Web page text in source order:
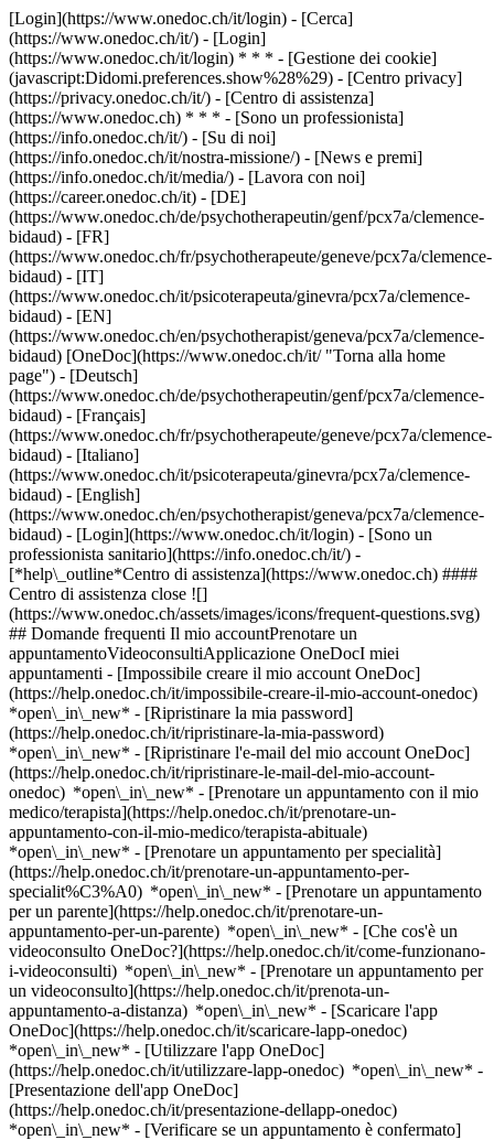
[Login](https://www.onedoc.ch/it/login) - [Cerca]
(https://www.onedoc.ch/it/) - [Login]
(https://www.onedoc.ch/it/login) * * * - [Gestione dei cookie]
(javascript:Didomi.preferences.show%28%29) - [Centro privacy]
(https://privacy.onedoc.ch/it/) - [Centro di assistenza]
(https://www.onedoc.ch) * * * - [Sono un professionista]
(https://info.onedoc.ch/it/) - [Su di noi]
(https://info.onedoc.ch/it/nostra-missione/) - [News e premi]
(https://info.onedoc.ch/it/media/) - [Lavora con noi]
(https://career.onedoc.ch/it) - [DE]
(https://www.onedoc.ch/de/psychotherapeutin/genf/pcx7a/clemence-
bidaud) - [FR]
(https://www.onedoc.ch/fr/psychotherapeute/geneve/pcx7a/clemence-
bidaud) - [IT]
(https://www.onedoc.ch/it/psicoterapeuta/ginevra/pcx7a/clemence-
bidaud) - [EN]
(https://www.onedoc.ch/en/psychotherapist/geneva/pcx7a/clemence-
bidaud) [OneDoc](https://www.onedoc.ch/it/ "Torna alla home
page") - [Deutsch]
(https://www.onedoc.ch/de/psychotherapeutin/genf/pcx7a/clemence-
bidaud) - [Français]
(https://www.onedoc.ch/fr/psychotherapeute/geneve/pcx7a/clemence-
bidaud) - [Italiano]
(https://www.onedoc.ch/it/psicoterapeuta/ginevra/pcx7a/clemence-
bidaud) - [English]
(https://www.onedoc.ch/en/psychotherapist/geneva/pcx7a/clemence-
bidaud) - [Login](https://www.onedoc.ch/it/login) - [Sono un
professionista sanitario](https://info.onedoc.ch/it/) -
[*help\_outline*Centro di assistenza](https://www.onedoc.ch) ####
Centro di assistenza close ![]
(https://www.onedoc.ch/assets/images/icons/frequent-questions.svg)
## Domande frequenti Il mio accountPrenotare un
appuntamentoVideoconsultiApplicazione OneDocI miei
appuntamenti - [Impossibile creare il mio account OneDoc]
(https://help.onedoc.ch/it/impossibile-creare-il-mio-account-onedoc)
*open\_in\_new* - [Ripristinare la mia password]
(https://help.onedoc.ch/it/ripristinare-la-mia-password)
*open\_in\_new* - [Ripristinare l'e-mail del mio account OneDoc]
(https://help.onedoc.ch/it/ripristinare-le-mail-del-mio-account-
onedoc) *open\_in\_new* - [Prenotare un appuntamento con il mio
medico/terapista](https://help.onedoc.ch/it/prenotare-un-
appuntamento-con-il-mio-medico/terapista-abituale)
*open\_in\_new* - [Prenotare un appuntamento per specialità]
(https://help.onedoc.ch/it/prenotare-un-appuntamento-per-
specialit%C3%A0) *open\_in\_new* - [Prenotare un appuntamento
per un parente](https://help.onedoc.ch/it/prenotare-un-
appuntamento-per-un-parente) *open\_in\_new* - [Che cos'è un
videoconsulto OneDoc?](https://help.onedoc.ch/it/come-funzionano-
i-videoconsulti) *open\_in\_new* - [Prenotare un appuntamento per
un videoconsulto](https://help.onedoc.ch/it/prenota-un-
appuntamento-a-distanza) *open\_in\_new* - [Scaricare l'app
OneDoc](https://help.onedoc.ch/it/scaricare-lapp-onedoc)
*open\_in\_new* - [Utilizzare l'app OneDoc]
(https://help.onedoc.ch/it/utilizzare-lapp-onedoc) *open\_in\_new* -
[Presentazione dell'app OneDoc]
(https://help.onedoc.ch/it/presentazione-dellapp-onedoc)
*open\_in\_new* - [Verificare se un appuntamento è confermato](https://help.onedoc.ch/it/verificare-se-un-appuntamento-%C3%A8-confermato) *open\_in\_new* - [Annullare un appuntamento prenotato online su OneDoc](https://help.onedoc.ch/it/annullare-un-appuntamento-prenotato-online-su-onedoc) *open\_in\_new* - [Non ho ricevuto la conferma dell'appuntamento](https://help.onedoc.ch/it/non-ho-ricevuto-la-conferma-dellappuntamento) *open\_in\_new* [Vedi tutti i nostri articoli *open\_in\_new*](https://help.onedoc.ch/it/) ![Sig.ra Bidaud, psicoterapeuta a Ginevra](https://assets.onedoc.ch/images/users/b399dda9fae55797716100bca23613849363b9446a7f1560ba1fcc52905a350d-small.png "Sig.ra Bidaud, psicoterapeuta a Ginevra") *photo\_camera*+ 5 foto # Sig.ra Clemence Bidaud ## Psicoterapeuta Riassunto Mappa Presentazione ![Icona paziente con segno meno che indica che il professionista non accetta nuovi pazienti](https://www.onedoc.ch/assets/images/icons/no-new-patients.svg) ### Pazienti accettati Sig.ra Clemence Bidaud non accetta nuovi pazienti ![Icona valigetta che annuncia le specialità del professionista](https://www.onedoc.ch/assets/images/icons/specialties.svg) ### Specialità Psicologia Psicoterapia ![Icona microscopio che annuncia le aree di competenza in cui il professionista è specializzato](https://www.onedoc.ch/assets/images/icons/expertises.svg) ### Competenze Supporto psicologico per disturbi della personalità Supporto psicologico per disturbi dell'umore Burnout Psicoanalisi | Psicoanalitica [*arrow\_drop\_down*Vedi di più](https://www.onedoc.ch) ![Segnaposto che annuncia la mappa e le informazioni di accesso dello studio](https://www.onedoc.ch/assets/images/icons/map.svg) ### Mappa e informazioni pratiche #### Artpsy Rue de la Coulouvrenière 29 1204 Ginevra #### Orari di apertura Attualmente chiuso - Apre giovedì alle 09:00 *expand\_more* Lunedì: 09:00 - 18:00 Martedì: 09:00 - 18:00 Mercoledì: 09:00 - 18:00 Giovedì: 09:00 - 18:00 Venerdì: 09:00 - 18:00 Sabato: Chiuso Domenica: Chiuso ![Icona documento che annuncia la presentazione dello studio](https://www.onedoc.ch/assets/images/icons/presentation.svg) ### Presentazione Clemence Bidaud, __psicoterapeuta a Ginevra__, vi accoglie in Rue de la Coulouvrenière 29. Clemence Bidaud pratica la __psicoterapia a Ginevra__. Seleziona una disponibilità e __prenota un appuntamento online__ in pochi clic con Clemence Bidaud. [![Sig.ra Bidaud, psicoterapeuta a Ginevra](https://assets.onedoc.ch/images/users/b399dda9fae55797716100bca23613849363b9446a7f1560ba1fcc52905a350d-small.png "Sig.ra Bidaud, psicoterapeuta a Ginevra")](https://assets.onedoc.ch/images/users/b399dda9fae55797716100bca23613849363b9446a7f1560ba1fcc52905a350d.png)[![Artpsy, studio a Ginevra](https://assets.onedoc.ch/images/entities/e0ce5b519451dc7c6493ceecb1f277a7043b6feec4062ca8a09ade17035ff2a5-small.jpg "Artpsy, studio a Ginevra")](https://assets.onedoc.ch/images/entities/e0ce5b519451dc7c6493ceecb1f277a7043b6feec4062ca8a09ade17035ff2a5.jpg)[![Artpsy, studio a Ginevra](https://assets.onedoc.ch/images/entities/1c53680f2680b580b966400e1a87f6aa125b75802b5f630a3707be8fa94d581d-small.jpg "Artpsy, studio a Ginevra")](https://assets.onedoc.ch/images/entities/1c53680f2680b580b966400e1a87f6aa125b75802b5f630a3707be8fa94d581d.jpg)[![Artpsy, studio a Ginevra](https://assets.onedoc.ch/images/entities/e614a3212b5a4991c9a0c4303f3ad20749f7f5766913b4f566ea1671ea0b37e6-small.jpg "Artpsy, studio a Ginevra")](https://assets.onedoc.ch/images/entities/e614a3212b5a4991c9a0c4303f3ad20749f7f5766913b4f566ea1671ea0b37e6.jpg)[![Artpsy, studio a Ginevra](https://assets.onedoc.ch/images/entities/2dd74f501ca238c61edd0676c21a687ce8ec8d4bd66a009957c9e7fed6e8a0c0-small.jpg "Artpsy, studio a Ginevra")](https://assets.onedoc.ch/images/entities/2dd74f501ca238c61edd0676c21a687ce8ec8d4bd66a009957c9e7fed6e8a0c0.jpg)[![Artpsy, studio a Ginevra](https://assets.onedoc.ch/images/entities/820b45fe2cbd4bec38acce36e64e2488728a4fa2e0ad5d342122b532ee234473-small.jpg "Artpsy, studio a Ginevra")](https://assets.onedoc.ch/images/entities/820b45fe2cbd4bec38acce36e64e2488728a4fa2e0ad5d342122b532ee234473.jpg) * * * #### Lingue parlate francese #### Sito web [Visita il sito web *open\_in\_new*](https://artpsy.ch/#kpg_427809) ![Icona nuvoletta che annuncia la sezione FAQ](https://www.onedoc.ch/assets/images/icons/faq.svg) ### FAQ *expand\_more* *keyboard\_arrow\_right* ## Qual è l'indirizzo di Sig.ra Clemence Bidaud? Sig.ra Clemence Bidaud riceve i pazienti in Rue de la Coulouvrenière 29, 1204 Ginevra. * * * *keyboard\_arrow\_right* ## Quali sono le lingue parlate da Sig.ra Clemence Bidaud? Sig.ra Clemence Bidaud propone delle consultazioni in francese. * * * *keyboard\_arrow\_right* ## Quali sono gli orari di consultazione di Sig.ra Clemence Bidaud? Gli orari di consultazione di Sig.ra Clemence Bidaud sono: - #### Artpsy: Rue de la Coulouvrenière 29, 1204 Ginevra - Il lunedì dalle 09:00 alle 18:00 - Il martedì dalle 09:00 alle 18:00 - Il mercoledì dalle 09:00 alle 18:00 - Il giovedì dalle 09:00 alle 18:00 - Il venerdì dalle 09:00 alle 18:00 - Il sabato chiuso - La domenica chiuso * * * *keyboard\_arrow\_right* ## Qual è il sito web di Sig.ra Clemence Bidaud? Puoi visitare il sito web di Sig.ra Clemence Bidaud all'indirizzo: [https://artpsy.ch/#kpg\_427809 *open\_in\_new*](https://artpsy.ch/#kpg_427809) . * * * *keyboard\_arrow\_right* ## Qual è il numero di telefono di Sig.ra Clemence Bidaud? Il numero di telefono di Sig.ra Clemence Bidaud è [078 870 57 81](tel:+41788705781). * * * *keyboard\_arrow\_right* ## Sig.ra Clemence Bidaud accetta nuovi pazienti? No, Sig.ra Clemence Bidaud non accetta nuovi pazienti. Ti invitiamo a controllare ulteriormente, poiché la disponibilità potrebbe cambiare. * * * *keyboard\_arrow\_right* ## Quali sono le specialità di Sig.ra Clemence Bidaud? Sig.ra Clemence Bidaud pratica [psicologia](https://www.onedoc.ch/it/psicologo/ginevra) e [psicoterapia](https://www.onedoc.ch/it/psicoterapeuta/ginevra) a Ginevra. * * * *keyboard\_arrow\_right* ## Quali sono le aree di competenza di Sig.ra Clemence Bidaud? Le aree di competenza di Sig.ra Clemence Bidaud a Ginevra sono: [Supporto psicologico per disturbi della personalità](https://www.onedoc.ch/it/supporto-psicologico-per-disturbi-della-personalita/ginevra), [Supporto psicologico per disturbi dell'umore](https://www.onedoc.ch/it/supporto-psicologico-per-disturbi-dell-umore/ginevra), [Burnout](https://www.onedoc.ch/it/burnout/ginevra) e [Psicoanalisi | Psicoanalitica](https://www.onedoc.ch/it/psicoanalisi-psicoanalitica/ginevra). 1. [OneDoc](https://www.onedoc.ch/it/)/ 2. [Psicoterapeuta](https://www.onedoc.ch/it/psicoterapeuta)/ 3. [Cantone Ginevra](https://www.onedoc.ch/it/psicoterapeuta/cantone-ginevra)/ 4. [Ginevra](https://www.onedoc.ch/it/psicoterapeuta/ginevra)/ 5. Sig.ra Clemence Bidaud ### Prenota il tuo appuntamento con Sig.ra Clemence Bidaud Compila il modulo seguente #### Nessuna disponibilità online al momento. Per prenotare un appuntamento con Sig.ra Clemence Bidaud, si prega di chiamare il numero: [078 870 57 81](tel:+41788705781) ### Scarica l'app OneDoc Prenota un appuntamento online con un medico, dentista o terapeuta vicino a te in Svizzera. L'app OneDoc ti consente di gestire tutti i tuoi appuntamenti medici dal tuo cellulare, ovunque e in qualsiasi momento. ![Codice QR che rimanda all’App Store o a Google Play per scaricare l’app OneDoc Pazienti](https://www.onedoc.ch/assets/images/download-app-qr.jpeg) Scansiona il codice QR per scaricare l'app [![Scarica la nostra applicazione su App Store!](https://www.onedoc.ch/assets/images/app-store-badge-it.svg)](https://apps.apple.com/ch/app/onedoc/id1592376413?l=fr)[![Scarica la nostra app su Google Play Store!](https://www.onedoc.ch/assets/images/google-play-badge-it.png)](https://play.google.com/store/apps/details?id=ch.onedoc.patient&hl=fr-CH) *keyboard\_arrow\_right* ## Specialità correlate [Psicologo a Ginevra](https://www.onedoc.ch/it/psicologo/ginevra)[Psicologo a Nyon](https://www.onedoc.ch/it/psicologo/nyon)[Psicologo a Morges](https://www.onedoc.ch/it/psicologo/morges)[Psicologo a Onex](https://www.onedoc.ch/it/psicologo/onex)[Psicologo a Meyrin](https://www.onedoc.ch/it/psicologo/meyrin)[Psicologo a Rolle](https://www.onedoc.ch/it/psicologo/rolle)[Psicologo a Etoy](https://www.onedoc.ch/it/psicologo/etoy)[Psicologo a Eysins](https://www.onedoc.ch/it/psicologo/eysins)[Psicologo a Saint-Prex](https://www.onedoc.ch/it/psicologo/saint-prex)[Psicologo a Carouge](https://www.onedoc.ch/it/psicologo/carouge)[Psicologo a Gland](https://www.onedoc.ch/it/psicologo/gland)[Psicologo a Tolochenaz](https://www.onedoc.ch/it/psicologo/tolochenaz)[Psicologo a Lancy](https://www.onedoc.ch/it/psicologo/lancy)[Psicologo a Satigny](https://www.onedoc.ch/it/psicologo/satigny)[Psicologo a Versoix](https://www.onedoc.ch/it/psicologo/versoix)[Psicologo a Chêne-Bourg](https://www.onedoc.ch/it/psicologo/chene-bourg)[Psicologo a Collonge-Bellerive](https://www.onedoc.ch/it/psicologo/collonge-bellerive)[Psicologo a Vernier](https://www.onedoc.ch/it/psicologo/vernier)[Psicologo a Vich](https://www.onedoc.ch/it/psicologo/vich)[Psicologo a Chambésy](https://www.onedoc.ch/it/psicologo/chambesy)[Psicologo a Cologny](https://www.onedoc.ch/it/psicologo/cologny) *keyboard\_arrow\_right* ## Competenze correlate [Supporto psicologico per disturbi della personalità a Ginevra](https://www.onedoc.ch/it/supporto-psicologico-per-disturbi-della-personalita/ginevra)[Supporto psicologico per disturbi della personalità a Saint-Prex](https://www.onedoc.ch/it/supporto-psicologico-per-disturbi-della-personalita/saint-prex)[Supporto psicologico per disturbi della personalità a Morges](https://www.onedoc.ch/it/supporto-psicologico-per-disturbi-della-personalita/morges)[Supporto psicologico per disturbi della personalità a Etoy](https://www.onedoc.